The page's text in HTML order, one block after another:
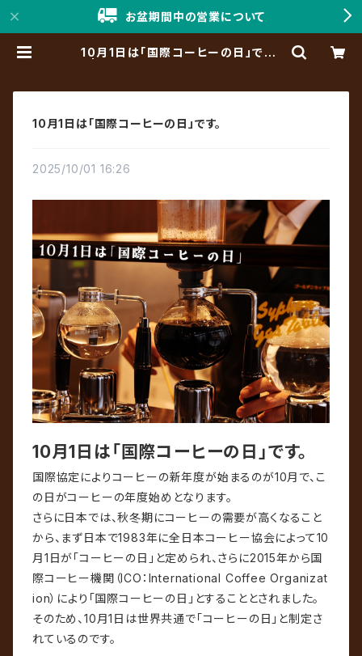
お盆期間中の営業について
10月1日は「国際コーヒーの日」です。
10月1日は「国際コーヒーの日」です。
2025/10/01 16:26
10月1日は「国際コーヒーの日」です。
国際協定によりコーヒーの新年度が始まるのが10月で、こ
の日がコーヒーの年度始めとなります。
さらに日本では、秋冬期にコーヒーの需要が高くなること
から、まず日本で1983年に全日本コーヒー協会によって10
月1日が「コーヒーの日」と定められ、さらに2015年から国
際コーヒー機関（ICO：International Coffee Organizat
ion）により「国際コーヒーの日」とすることとされました。
そのため、10月1日は世界共通で「コーヒーの日」と制定さ
れているのです。